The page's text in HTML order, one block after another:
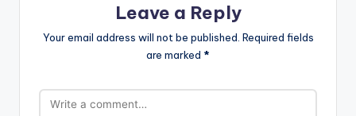
Leave a Reply
Your email address will not be published. Required fields
are marked *